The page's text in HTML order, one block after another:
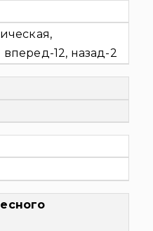
12, назад-2